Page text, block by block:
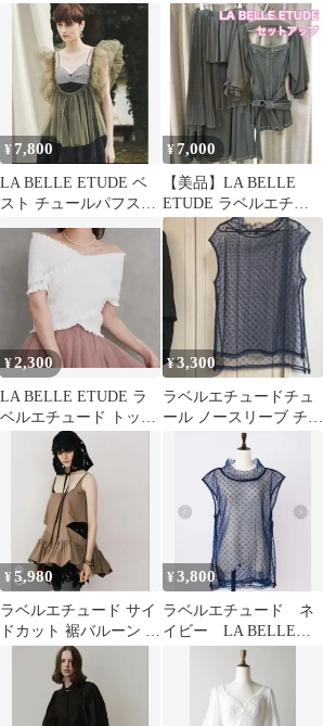
半袖ブラウス ブラッ
ク 完売品
ーTOPS 白
¥7,800
LA BELLE ETUDE ベ
スト チュールパフスリ
ーブビスチェ レディー
¥7,000
【美品】LA BELLE
ETUDE ラベルエチュ
ード セットアップ
シフォン
¥2,300
LA BELLE ETUDE ラ
ベルエチュード トップ
ス オフショル 白
¥3,300
ラベルエチュードチュ
ール ノースリーブ チュ
ニック ネイビー
¥5,980
ラベルエチュード サイ
ドカット 裾バルーン キ
ャミソール
¥3,800
ラベルエチュード ネ
イビー LA BELLE
ETUDE シースルーブ